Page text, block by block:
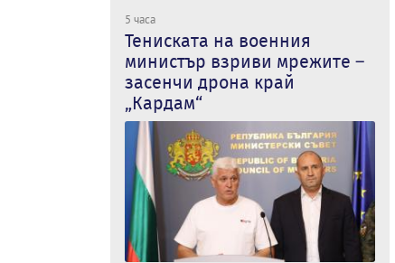
5 часа
Тениската на военния
министър взриви мрежите –
засенчи дрона край
„Кардам“